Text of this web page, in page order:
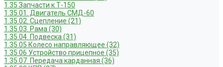
1.35 Запчасти к Т-150
1.35.01. Двигатель СМД-60
1.35.02. Сцепление (21)
1.35.03. Рама (30)
1.35.04. Подвеска (31)
1.35.05 Колесо направляющее (32)
1.35.06 Устройство прицепное (35)
1.35.07. Передача карданная (36)